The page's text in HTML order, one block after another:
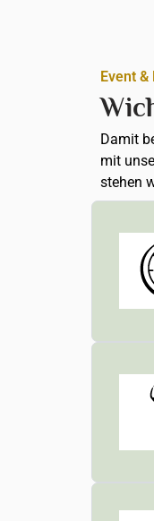
Event
Damit
mit
stehen